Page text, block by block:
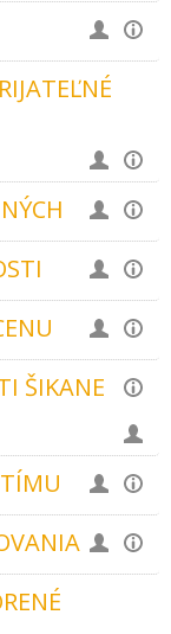
ŠIKANE